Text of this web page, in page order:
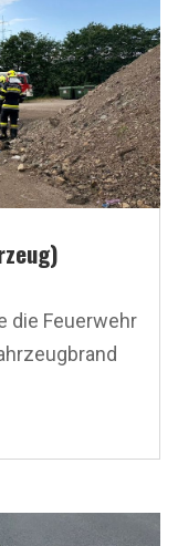
die Feuerwehr